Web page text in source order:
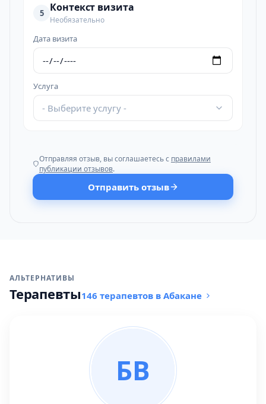
5 Контекст визита
Необязательно
Дата визита
Услуга
- Выберите услугу -
Отправляя отзыв, вы соглашаетесь с правилами
публикации отзывов.
Отправить отзыв
АЛЬТЕРНАТИВЫ
Терапевты146 терапевтов в Абакане
БВ